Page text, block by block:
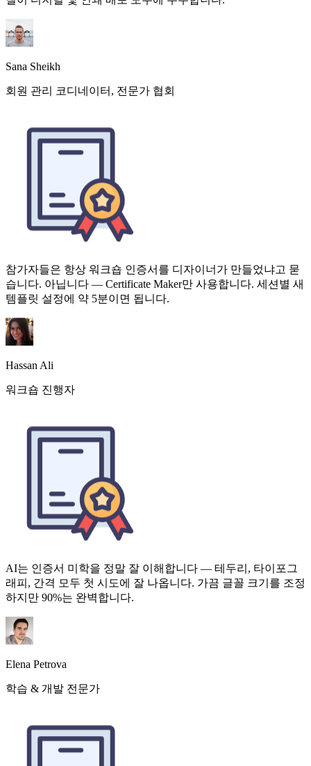
습니다. 아닙니다 — Certificate Maker만 사용합니다. 세션별 새
템플릿 설정에 약 5분이면 됩니다.
Hassan Ali
워크숍 진행자
래피, 간격 모두 첫 시도에 잘 나옵니다. 가끔 글꼴 크기를 조정
하지만 90%는 완벽합니다.
Elena Petrova
학습 & 개발 전문가